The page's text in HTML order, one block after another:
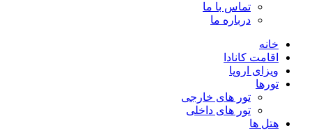
تماس با ما
درباره ما
خانه
اقامت کانادا
ویزای اروپا
تورها
تور های خارجی
تور های داخلی
هتل ها